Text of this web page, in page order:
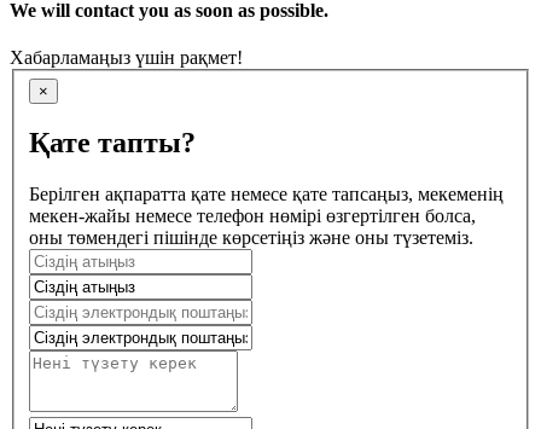
We will contact you as soon as possible.
Хабарламаңыз үшін рақмет!
×
Қате тапты?
Берілген ақпаратта қате немесе қате тапсаңыз, мекеменің
мекен-жайы немесе телефон нөмірі өзгертілген болса,
оны төмендегі пішінде көрсетіңіз және оны түзетеміз.